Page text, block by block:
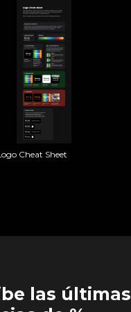
Cheat Sheet
las últimas